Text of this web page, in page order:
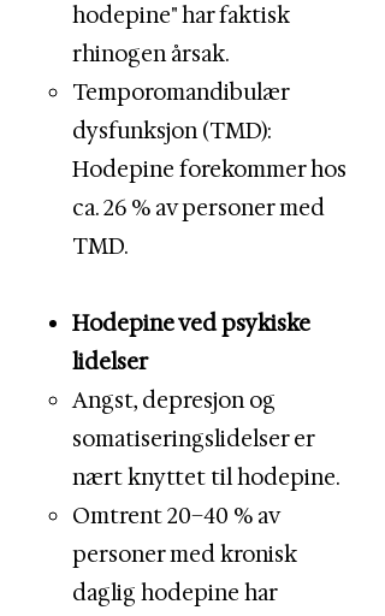
hodepine" har faktisk
rhinogen årsak.
Temporomandibulær
dysfunksjon (TMD):
Hodepine forekommer hos
ca. 26 % av personer med
TMD.
Hodepine ved psykiske
lidelser
Angst, depresjon og
somatiseringslidelser er
nært knyttet til hodepine.
Omtrent 20–40 % av
personer med kronisk
daglig hodepine har